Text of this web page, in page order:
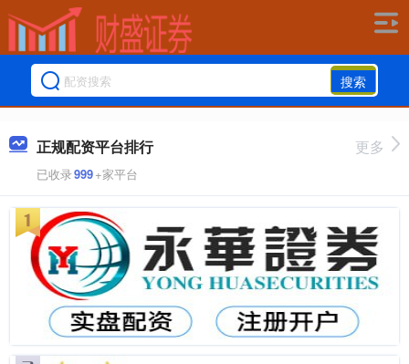
搜索
正规配资平台排行
已收录999+家平台
更多